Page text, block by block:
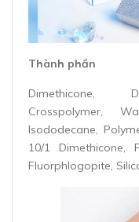
Thành phần
Dimethicone,
Crosspolymer,
Isododecane,
10/1 Dimethicone,
Fluorphlogopite,